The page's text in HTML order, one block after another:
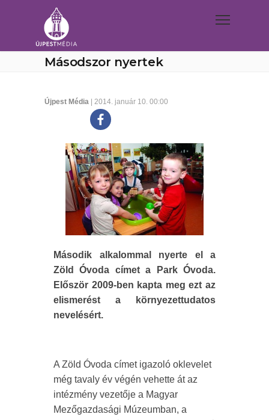
Másodszor nyertek
Újpest Média | 2014. január 10. 00:00
Második alkalommal nyerte el a
Zöld Óvoda címet a Park Óvoda.
Először 2009-ben kapta meg ezt az
elismerést a környezettudatos
nevelésért.
A Zöld Óvoda címet igazoló oklevelet
még tavaly év végén vehette át az
intézmény vezetője a Magyar
Mezőgazdasági Múzeumban, a